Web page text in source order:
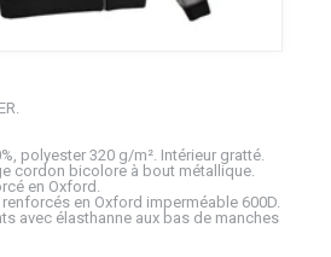
polyester 320 g/m². Intérieur gratté.
cordon bicolore à bout métallique.
en Oxford.
en Oxford imperméable 600D.
avec élasthanne aux bas de manches